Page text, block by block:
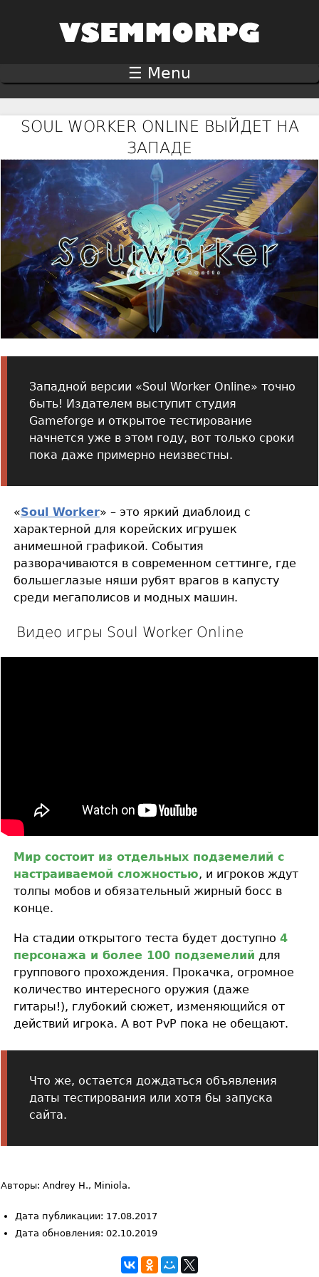
SOUL WORKER ONLINE ВЫЙДЕТ НА
ЗАПАДЕ
Западной версии «Soul Worker Online» точно
быть! Издателем выступит студия
Gameforge и открытое тестирование
начнется уже в этом году, вот только сроки
пока даже примерно неизвестны.
«Soul Worker» – это яркий диаблоид с
характерной для корейских игрушек
анимешной графикой. События
разворачиваются в современном сеттинге, где
большеглазые няши рубят врагов в капусту
среди мегаполисов и модных машин.
Видео игры Soul Worker Online
Мир состоит из отдельных подземелий с
настраиваемой сложностью, и игроков ждут
толпы мобов и обязательный жирный босс в
конце.
На стадии открытого теста будет доступно 4
персонажа и более 100 подземелий для
группового прохождения. Прокачка, огромное
количество интересного оружия (даже
гитары!), глубокий сюжет, изменяющийся от
действий игрока. А вот PvP пока не обещают.
Что же, остается дождаться объявления
даты тестирования или хотя бы запуска
сайта.
Авторы: Andrey H., Miniola.
Дата публикации: 17.08.2017
Дата обновления: 02.10.2019
☰ Menu